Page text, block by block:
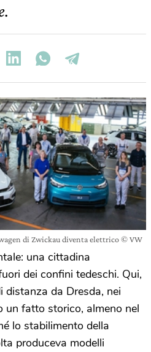
di Zwickau diventa elettrico © VW
una cittadina
dei confini tedeschi. Qui,
distanza da Dresda, nei
un fatto storico, almeno nel
lo stabilimento della
produceva modelli